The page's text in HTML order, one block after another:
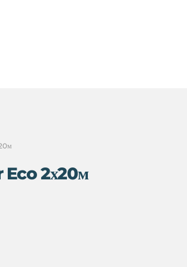
Eco 2х20м